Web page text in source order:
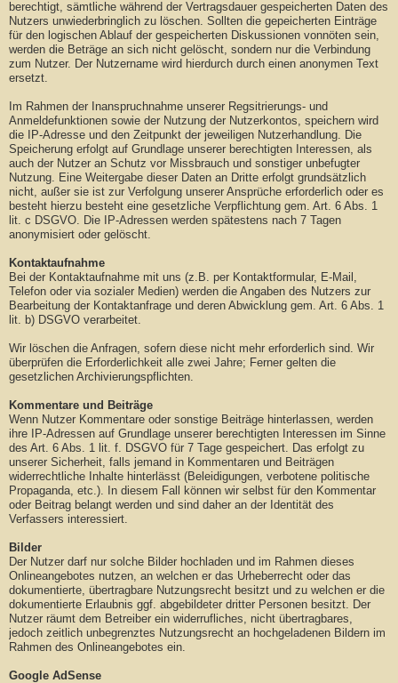
berechtigt, sämtliche während der Vertragsdauer gespeicherten Daten des
Nutzers unwiederbringlich zu löschen. Sollten die gepeicherten Einträge
für den logischen Ablauf der gespeicherten Diskussionen vonnöten sein,
werden die Beträge an sich nicht gelöscht, sondern nur die Verbindung
zum Nutzer. Der Nutzername wird hierdurch durch einen anonymen Text
ersetzt.
Im Rahmen der Inanspruchnahme unserer Regsitrierungs- und
Anmeldefunktionen sowie der Nutzung der Nutzerkontos, speichern wird
die IP-Adresse und den Zeitpunkt der jeweiligen Nutzerhandlung. Die
Speicherung erfolgt auf Grundlage unserer berechtigten Interessen, als
auch der Nutzer an Schutz vor Missbrauch und sonstiger unbefugter
Nutzung. Eine Weitergabe dieser Daten an Dritte erfolgt grundsätzlich
nicht, außer sie ist zur Verfolgung unserer Ansprüche erforderlich oder es
besteht hierzu besteht eine gesetzliche Verpflichtung gem. Art. 6 Abs. 1
lit. c DSGVO. Die IP-Adressen werden spätestens nach 7 Tagen
anonymisiert oder gelöscht.
Kontaktaufnahme
Bei der Kontaktaufnahme mit uns (z.B. per Kontaktformular, E-Mail,
Telefon oder via sozialer Medien) werden die Angaben des Nutzers zur
Bearbeitung der Kontaktanfrage und deren Abwicklung gem. Art. 6 Abs. 1
lit. b) DSGVO verarbeitet.
Wir löschen die Anfragen, sofern diese nicht mehr erforderlich sind. Wir
überprüfen die Erforderlichkeit alle zwei Jahre; Ferner gelten die
gesetzlichen Archivierungspflichten.
Kommentare und Beiträge
Wenn Nutzer Kommentare oder sonstige Beiträge hinterlassen, werden
ihre IP-Adressen auf Grundlage unserer berechtigten Interessen im Sinne
des Art. 6 Abs. 1 lit. f. DSGVO für 7 Tage gespeichert. Das erfolgt zu
unserer Sicherheit, falls jemand in Kommentaren und Beiträgen
widerrechtliche Inhalte hinterlässt (Beleidigungen, verbotene politische
Propaganda, etc.). In diesem Fall können wir selbst für den Kommentar
oder Beitrag belangt werden und sind daher an der Identität des
Verfassers interessiert.
Bilder
Der Nutzer darf nur solche Bilder hochladen und im Rahmen dieses
Onlineangebotes nutzen, an welchen er das Urheberrecht oder das
dokumentierte, übertragbare Nutzungsrecht besitzt und zu welchen er die
dokumentierte Erlaubnis ggf. abgebildeter dritter Personen besitzt. Der
Nutzer räumt dem Betreiber ein widerrufliches, nicht übertragbares,
jedoch zeitlich unbegrenztes Nutzungsrecht an hochgeladenen Bildern im
Rahmen des Onlineangebotes ein.
Google AdSense